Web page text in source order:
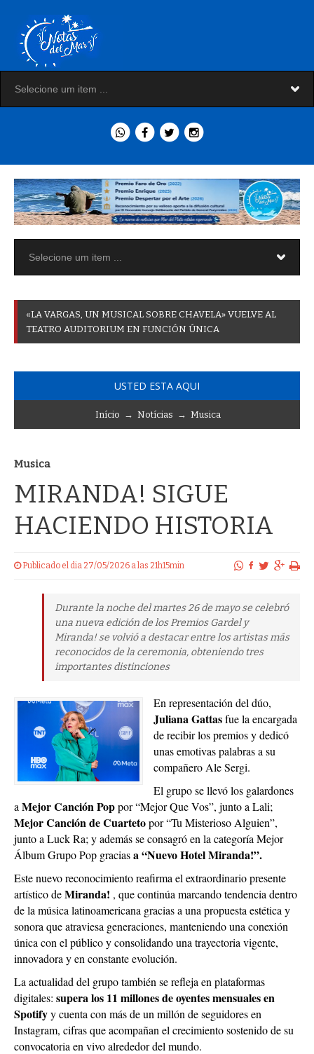
«LA VARGAS UN MUSICAL SOBRE CHAVELA» VUELVE AL
TEATRO AUDITORIUM EN FUNCIÓN ÚNICA
USTED ESTA AQUI
Início → Notícias → Musica
Musica
MIRANDA! SIGUE
HACIENDO HISTORIA
Publicado el dia 27/05/2026 a las 21h15min
Durante la noche del martes 26 de mayo se celebró
una nueva edición de los Premios Gardel y
Miranda! se volvió a destacar entre los artistas más
reconocidos de la ceremonia, obteniendo tres
importantes distinciones
En representación del dúo,
Juliana Gattasfue la encargada
de recibir los premios y dedicó
unas emotivas palabras a su
compañero Ale Sergi.
El grupo se llevó los galardones
a Mejor Canción Poppor “Mejor Que Vos”, junto a Lali;
Mejor Canción de Cuartetopor “Tu Misterioso Alguien”,
junto a Luck Ra; y además se consagró en la categoría Mejor
Álbum Grupo Pop graciasa “Nuevo Hotel Miranda!”.
Este nuevo reconocimiento reafirma el extraordinario presente
artístico deMiranda! , que continúa marcando tendencia dentro
de la música latinoamericana gracias a una propuesta estética y
sonora que atraviesa generaciones, manteniendo una conexión
única con el público y consolidando una trayectoria vigente,
innovadora y en constante evolución.
La actualidad del grupo también se refleja en plataformas
digitales: supera los 11 millones de oyentes mensuales en
Spotifyy cuenta con más de un millón de seguidores en
Instagram, cifras que acompañan el crecimiento sostenido de su
convocatoria en vivo alrededor del mundo.